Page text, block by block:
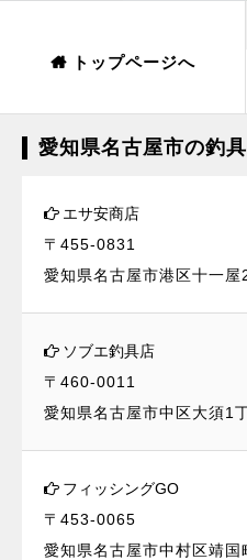
トップページへ
愛知県名古屋市の釣
エサ安商店
〒455-0831
愛知県名古屋市港区十一屋
ソブエ釣具店
〒460-0011
愛知県名古屋市中区大須1
フィッシングGO
〒453-0065
愛知県名古屋市中村区靖国